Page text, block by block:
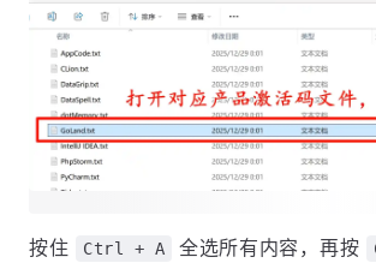
按住 Ctrl + A 全选所有内容，再按